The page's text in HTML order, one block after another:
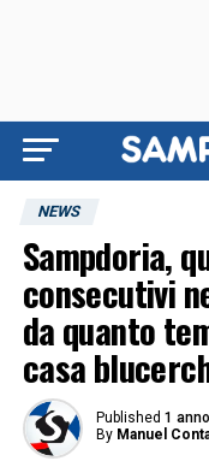
NEWS
Sampdoria,
consecutivi
da quanto
casa
Published 1
By Manuel